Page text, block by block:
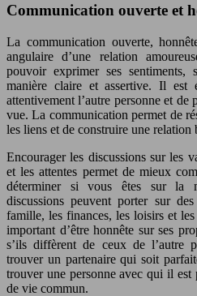
Communication ouverte et
La communication ouverte,
angulaire d’une relation
pouvoir exprimer ses sentiments,
manière claire et assertive. Il est
attentivement l’autre personne et de
vue. La communication permet de
les liens et de construire une relation
Encourager les discussions sur les
et les attentes permet de mieux
déterminer si vous êtes sur la
discussions peuvent porter sur
famille, les finances, les loisirs et
important d’être honnête sur ses
s’ils diffèrent de ceux de l’autre
trouver un partenaire qui soit
trouver une personne avec qui il
de vie commun.